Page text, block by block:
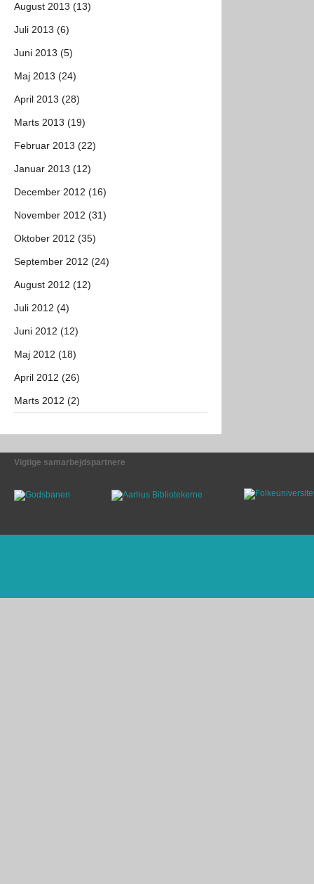
August 2013 (13)
Juli 2013 (6)
Juni 2013 (5)
Maj 2013 (24)
April 2013 (28)
Marts 2013 (19)
Februar 2013 (22)
Januar 2013 (12)
December 2012 (16)
November 2012 (31)
Oktober 2012 (35)
September 2012 (24)
August 2012 (12)
Juli 2012 (4)
Juni 2012 (12)
Maj 2012 (18)
April 2012 (26)
Marts 2012 (2)
Vigtige samarbejdspartnere